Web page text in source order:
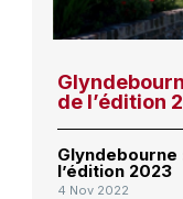
de l’édition
l’édition 2023
4 Nov 2022